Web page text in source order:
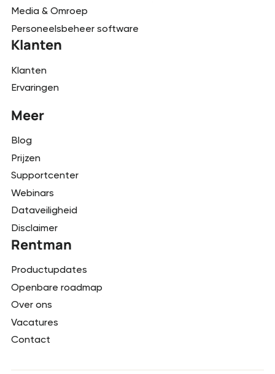
Media & Omroep
Personeelsbeheer software
Klanten
Klanten
Ervaringen
Meer
Blog
Prijzen
Supportcenter
Webinars
Dataveiligheid
Disclaimer
Rentman
Productupdates
Openbare roadmap
Over ons
Vacatures
Contact